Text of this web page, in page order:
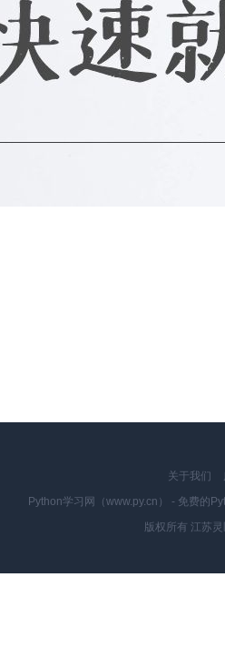
关于我们
Python学习网（www.py.cn） - 免费的
版权所有 江苏